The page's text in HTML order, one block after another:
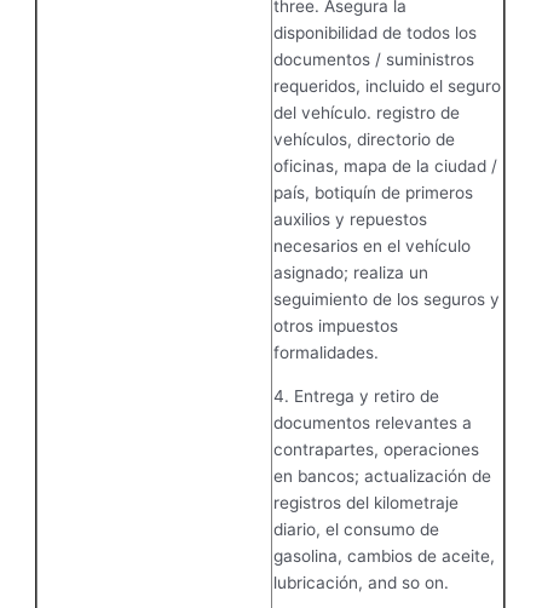
three. Asegura la
disponibilidad de todos los
documentos / suministros
requeridos, incluido el seguro
del vehículo. registro de
vehículos, directorio de
oficinas, mapa de la ciudad /
país, botiquín de primeros
auxilios y repuestos
necesarios en el vehículo
asignado; realiza un
seguimiento de los seguros y
otros impuestos
formalidades.
4. Entrega y retiro de
documentos relevantes a
contrapartes, operaciones
en bancos; actualización de
registros del kilometraje
diario, el consumo de
gasolina, cambios de aceite,
lubricación, and so on.